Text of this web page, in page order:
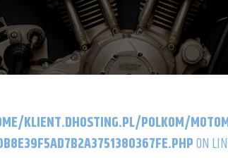
KLIENT.DHOSTING.PL/POLKOM/
ON